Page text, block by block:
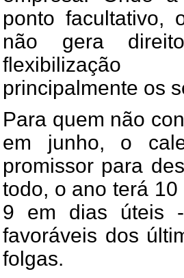
ponto facultativo,
não gera
flexibilização
principalmente os
Para quem não
em junho, o
promissor para
todo, o ano terá
9 em dias úteis
favoráveis dos
folgas.